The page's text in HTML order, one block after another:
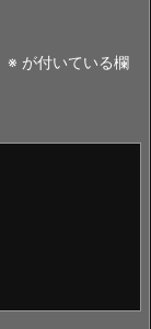
※ が付いている欄